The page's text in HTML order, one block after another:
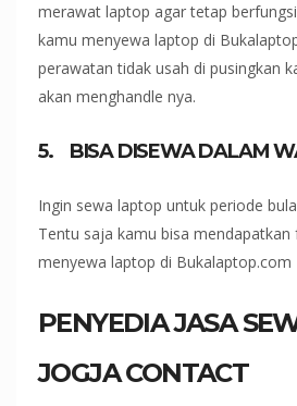
merawat laptop agar tetap berfungsi
kamu menyewa laptop di
perawatan tidak usah di pusingkan
akan menghandle nya.
5. BISA DISEWA DALAM
Ingin sewa laptop untuk periode
Tentu saja kamu bisa
menyewa laptop di Bukalaptop.com
PENYEDIA JASA
JOGJA CONTACT